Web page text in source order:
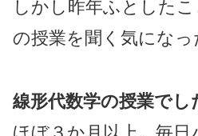
しかし昨年ふとした
の授業を聞く気になっ
線形代数学の授業でし